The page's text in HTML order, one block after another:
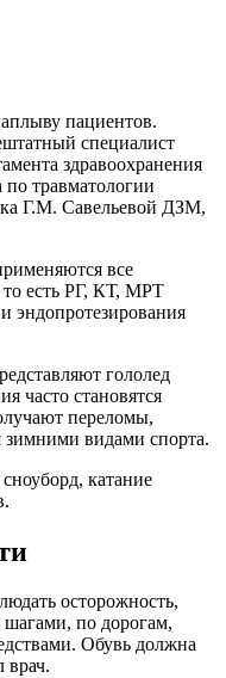
пациентов.
специалист
здравоохранения
по травматологии
Г.М. Савельевой ДЗМ,
все
то есть РГ, КТ, МРТ
эндопротезирования
гололед
часто становятся
переломы,
зимними видами спорта.
катание
осторожность,
шагами, по дорогам,
Обувь должна
врач.